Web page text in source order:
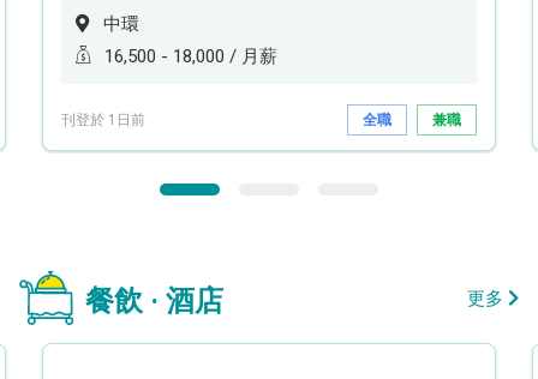
中環
16,500 - 18,000 / 月薪
刊登於 1日前 全職 兼職
餐飲 · 酒店 更多